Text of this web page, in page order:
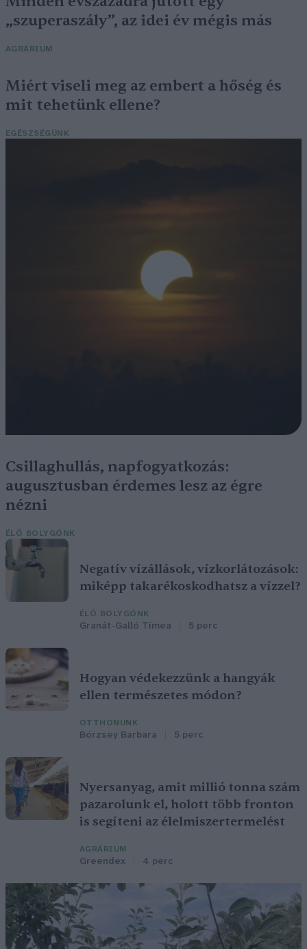
„szuperaszály”, az idei év mégis más
AGRÁRIUM
Miért viseli meg az embert a hőség és
mit tehetünk ellene?
EGÉSZSÉGÜNK
Csillaghullás, napfogyatkozás:
augusztusban érdemes lesz az égre
nézni
ÉLŐ BOLYGÓNK
Negatív vízállások, vízkorlátozások:
miképp takarékoskodhatsz a vízzel?
ÉLŐ BOLYGÓNK
Granát-Galló Tímea 5 perc
Hogyan védekezzünk a hangyák
ellen természetes módon?
OTTHONUNK
Börzsey Barbara 5 perc
Nyersanyag, amit millió tonna szám
pazarolunk el, holott több fronton
is segíteni az élelmiszertermelést
AGRÁRIUM
Greendex 4 perc